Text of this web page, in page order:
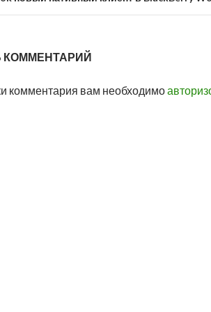
КОММЕНТАРИЙ
комментария вам необходимо